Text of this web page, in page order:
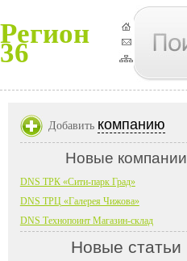
Регион
36
Добавить компанию
Новые компании
DNS ТРК «Сити-парк Град»
DNS ТРЦ «Галерея Чижова»
DNS Технопоинт Магазин-склад
Новые статьи